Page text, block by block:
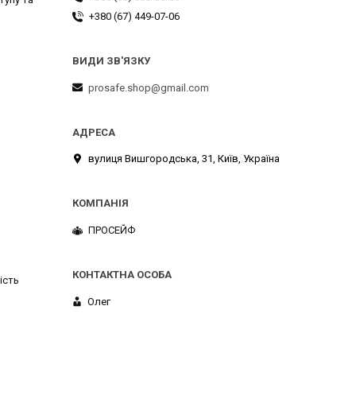
+380 (67) 449-07-06
prosafe.shop@gmail.com
вулиця Вишгородська, 31, Київ, Україна
ПРОСЕЙФ
Олег